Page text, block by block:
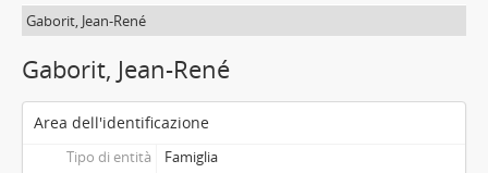
Gaborit, Jean-René
Gaborit, Jean-René
Area dell'identificazione
Tipo di entità
Famiglia